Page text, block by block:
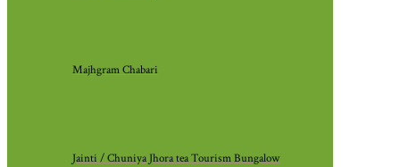
Majhgram Chabari
Jainti / Chuniya Jhora tea Tourism Bungalow